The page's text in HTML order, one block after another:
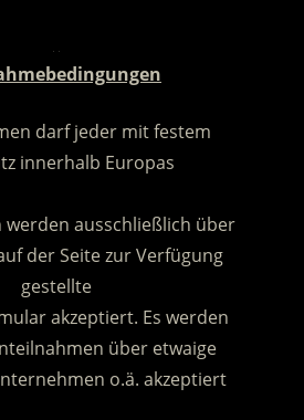
darf jeder mit festem
innerhalb Europas
werden ausschließlich über
der Seite zur Verfügung
gestellte
akzeptiert. Es werden
über etwaige
o.ä. akzeptiert